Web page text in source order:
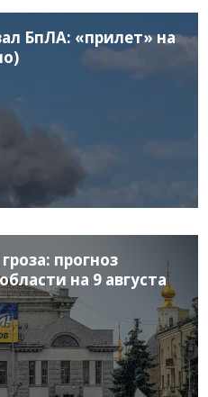
БпЛА: «прилет» на
прогноз
на 9 августа